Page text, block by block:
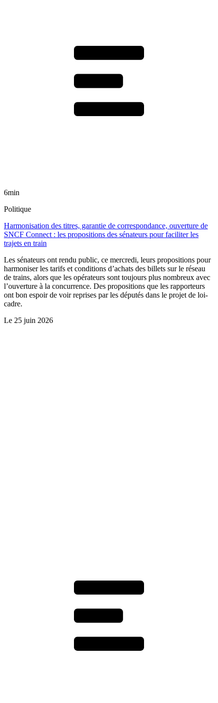
6min
Politique
Harmonisation des titres, garantie de correspondance, ouverture de
SNCF Connect : les propositions des sénateurs pour faciliter les
trajets en train
Les sénateurs ont rendu public, ce mercredi, leurs propositions pour
harmoniser les tarifs et conditions d’achats des billets sur le réseau
de trains, alors que les opérateurs sont toujours plus nombreux avec
l’ouverture à la concurrence. Des propositions que les rapporteurs
ont bon espoir de voir reprises par les députés dans le projet de loi-
cadre.
Le 25 juin 2026